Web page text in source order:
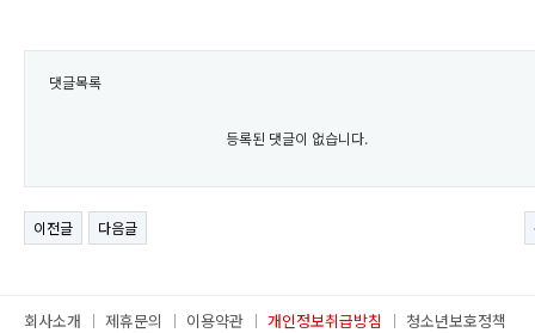
댓글목록
등록된 댓글이 없습니다.
이전글 다음글
회사소개 제휴문의 이용약관 개인정보취급방침
청소년보호정책